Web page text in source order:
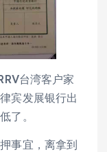
台湾客户家
宾发展银行出
了。
事宜，离拿到